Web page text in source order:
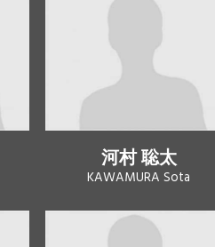
河村 聡太
KAWAMURA Sota